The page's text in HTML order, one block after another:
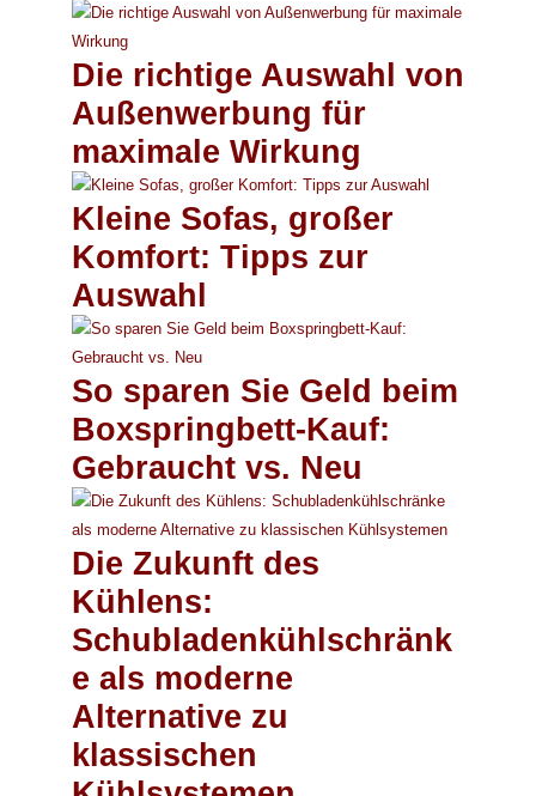
Die richtige Auswahl von
Außenwerbung für
maximale Wirkung
Kleine Sofas, großer
Komfort: Tipps zur
Auswahl
So sparen Sie Geld beim
Boxspringbett-Kauf:
Gebraucht vs. Neu
Die Zukunft des
Kühlens:
Schubladenkühlschränk
e als moderne
Alternative zu
klassischen